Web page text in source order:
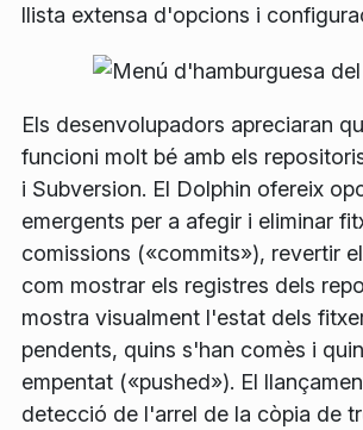
llista extensa d'opcions i
Els desenvolupadors apreciaran
funcioni molt bé amb els
i Subversion. El Dolphin ofereix
emergents per a afegir i eliminar
comissions («commits»), revertir
com mostrar els registres dels
mostra visualment l'estat dels
pendents, quins s'han comès i
empentat («pushed»). El
detecció de l'arrel de la còpia de